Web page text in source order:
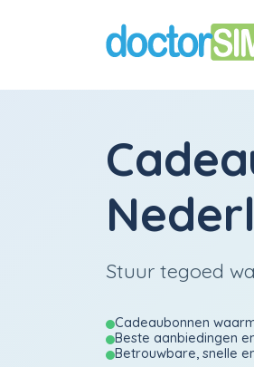
Stuur tegoed
Cadeaubonnen
Beste aanbiedingen
Betrouwbare, snelle